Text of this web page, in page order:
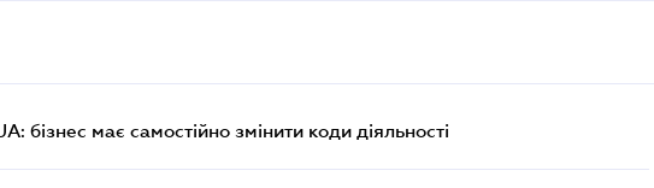
бізнес має самостійно змінити коди діяльності